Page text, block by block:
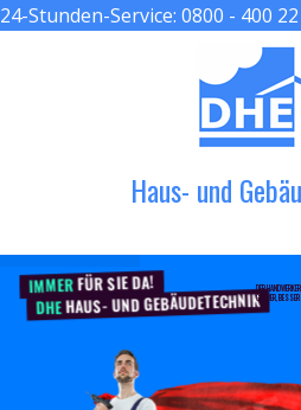
24-Stunden-Service: 0800 - 400 22
Haus- und
IMMERFÜR SIE DA!
DHEHAUS- UND GEBÄUDETECHNIK
DER
GRÖßER,